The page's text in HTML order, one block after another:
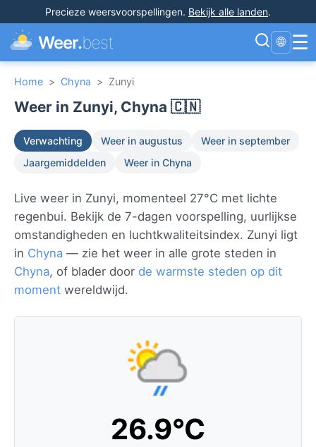
Precieze weersvoorspellingen. Bekijk alle landen.
Weer.best 🌐 ☰
Home > Chyna > Zunyi
Weer in Zunyi, Chyna 🇨🇳
Verwachting Weer in augustus
Weer in september
Jaargemiddelden
Weer in Chyna
Live weer in Zunyi, momenteel 27°C met lichte
regenbui. Bekijk de 7-dagen voorspelling, uurlijkse
omstandigheden en luchtkwaliteitsindex. Zunyi ligt
in Chyna — zie het weer in alle grote steden in
Chyna, of blader door de warmste steden op dit
moment wereldwijd.
26.9°C